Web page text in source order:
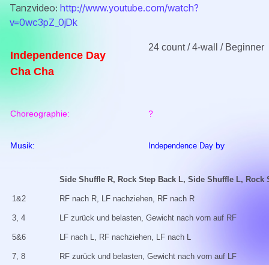
Tanzvideo: http://www.youtube.com/watch?
v=0wc3pZ_0jDk
Independence Day
Cha Cha
24 count / 4-wall / Beginner
Choreographie: ?
Musik: Independence Day by
Side Shuffle R, Rock Step Back L, Side Shuffle L, Rock
1&2 RF nach R, LF nachziehen, RF nach R
3, 4 LF zurück und belasten, Gewicht nach vorn auf RF
5&6 LF nach L, RF nachziehen, LF nach L
7, 8 RF zurück und belasten, Gewicht nach vorn auf LF